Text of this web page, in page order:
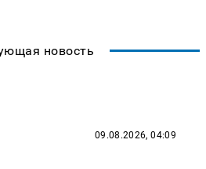
новость
09.08.2026, 04:09